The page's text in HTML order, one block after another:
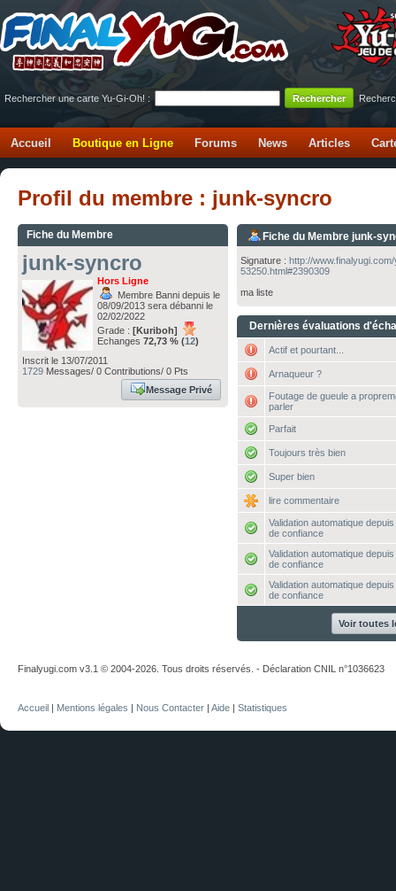
Rechercher une carte Yu-Gi-Oh! :
Accueil Boutique en Ligne Forums News Articles
Profil du membre : junk-syncro
Fiche du Membre
junk-syncro
Hors Ligne
Membre Banni depuis le
08/09/2013 sera débanni le
02/02/2022
Grade : [Kuriboh]
Echanges 72,73 % (12)
Inscrit le 13/07/2011
1729 Messages/ 0 Contributions/ 0 Pts
Message Privé
Fiche du Membre junk-
Signature :http://
53250.html#2390309
ma liste
Dernières évaluations
Actif et pourtant...
Arnaqueur ?
Foutage de gueule a
parler
Parfait
Toujours très bien
Super bien
lire commentaire
Validation automatique
de confiance
Validation automatique
de confiance
Validation automatique
de confiance
Voir toutes
Finalyugi.com v3.1 © 2004-2026. Tous droits réservés. - Déclaration CNIL n°1036623
Accueil | Mentions légales | Nous Contacter | Aide | Statistiques